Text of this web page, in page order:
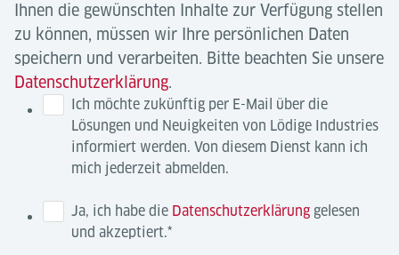
Ihnen die gewünschten Inhalte zur Verfügung stellen
zu können, müssen wir Ihre persönlichen Daten
speichern und verarbeiten. Bitte beachten Sie unsere
Datenschutzerklärung.
Ich möchte zukünftig per E-Mail über die
Lösungen und Neuigkeiten von Lödige Industries
informiert werden. Von diesem Dienst kann ich
mich jederzeit abmelden.
Ja, ich habe die Datenschutzerklärung gelesen
und akzeptiert.*